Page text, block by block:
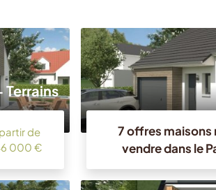
Terrains
de
000 €
7 offres maisons
vendre dans le